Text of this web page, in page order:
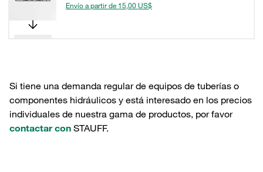
Envío a partir de 15,00 US$
Si tiene una demanda regular de equipos de tuberías o
componentes hidráulicos y está interesado en los precios
individuales de nuestra gama de productos, por favor
contactar con STAUFF.